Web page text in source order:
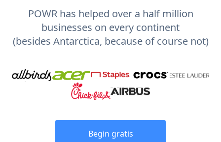
POWR has helped over a half million
businesses on every continent
(besides Antarctica, because of course not)
Begin gratis